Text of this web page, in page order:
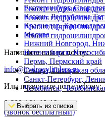
Ремонт
Ремонт гидроцилиндра
Ремонт
Ремонт
Напишите нам на почту:
info@hydrocylinders.ru
Или позвоните по телефону:
8-800-101-19-19
(звонок бесплатный)
Екатеринбург,
Казань, Республика
Краснодар,
Москва
Нижний Новгород,
Новосибирск,
Пермь, Пермский край
Самара, Самарская
Санкт-Петербург,
Челябинск,
Выбрать из списка